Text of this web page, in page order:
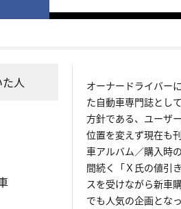
人
オーナードライバー
た自動車専門誌とし
方針である、ユーザ
位置を変えず現在も
車アルバム／購入時
間続く「Ｘ氏の値引
スを受けながら新車
でも人気の企画とな